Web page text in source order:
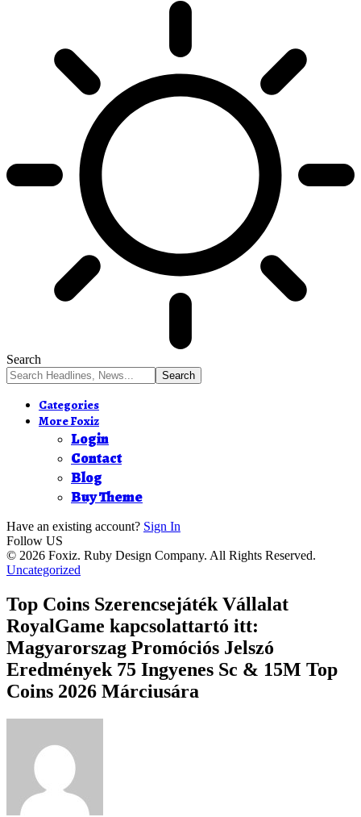
Search
Categories
More Foxiz
Login
Contact
Blog
Buy Theme
Have an existing account? Sign In
Follow US
© 2026 Foxiz. Ruby Design Company. All Rights Reserved.
Uncategorized
Top Coins Szerencsejáték Vállalat
RoyalGame kapcsolattartó itt:
Magyarorszag Promóciós Jelszó
Eredmények 75 Ingyenes Sc & 15M Top
Coins 2026 Márciusára